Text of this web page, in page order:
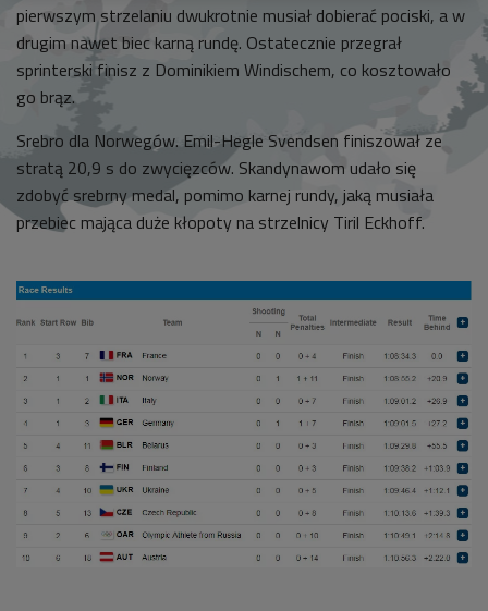
pierwszym strzelaniu dwukrotnie musiał dobierać pociski, a w
drugim nawet biec karną rundę. Ostatecznie przegrał
sprinterski finisz z Dominikiem Windischem, co kosztowało
go brąz.
Srebro dla Norwegów. Emil-Hegle Svendsen finiszował ze
stratą 20,9 s do zwycięzców. Skandynawom udało się
zdobyć srebrny medal, pomimo karnej rundy, jaką musiała
przebiec mająca duże kłopoty na strzelnicy Tiril Eckhoff.